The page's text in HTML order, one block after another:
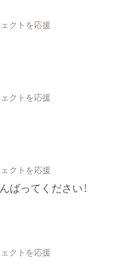
クトを応援
クトを応援
クトを応援
ばってください！
クトを応援